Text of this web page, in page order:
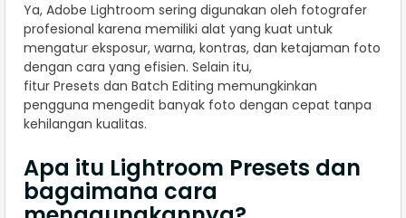
Ya, Adobe Lightroom sering digunakan oleh fotografer
profesional karena memiliki alat yang kuat untuk
mengatur eksposur, warna, kontras, dan ketajaman foto
dengan cara yang efisien. Selain itu,
fitur Presets dan Batch Editing memungkinkan
pengguna mengedit banyak foto dengan cepat tanpa
kehilangan kualitas.
Apa itu Lightroom Presets dan
bagaimana cara